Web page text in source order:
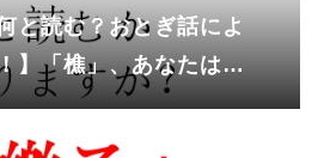
と読む？おとぎ話によ
】「樵」、あなたは読